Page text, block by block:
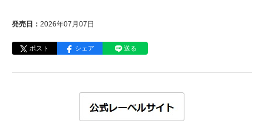
発売日： 2026年07月07日
ポスト シェア 送る